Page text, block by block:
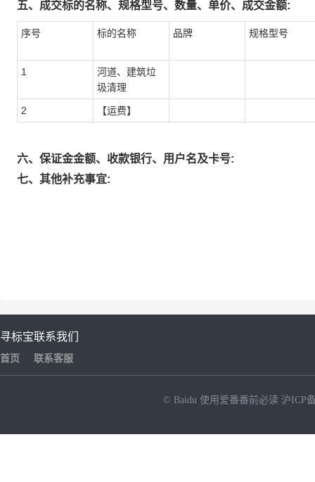
五、成交标的名称、规格型号、数量、单价、成交金额:
序号 标的名称 品牌 规格型号
1
河道、建筑垃
圾清理
2 【运费】
六、保证金金额、收款银行、用户名及卡号:
七、其他补充事宜:
寻标宝
首页
联系我们
联系客服
© Baidu 使用爱番番前必读 沪ICP